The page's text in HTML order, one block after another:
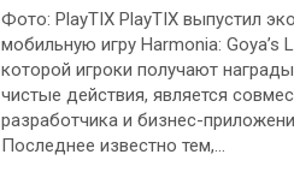
Фото: PlayTIX PlayTIX выпустил
мобильную игру Harmonia: Goya’s
которой игроки получают
чистые действия, является
разработчика и бизнес-
Последнее известно тем,…